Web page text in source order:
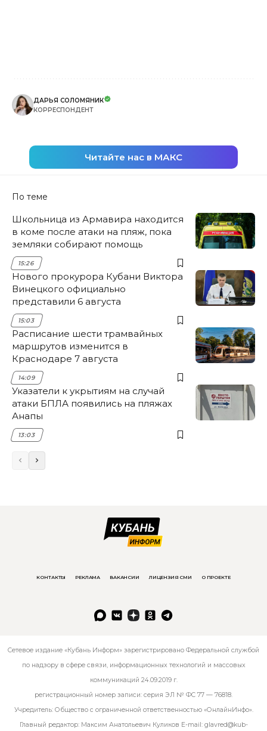
ДАРЬЯ СОЛОМЯНИК
КОРРЕСПОНДЕНТ
Читайте нас в МАКС
По теме
Школьница из Армавира находится
в коме после атаки на пляж, пока
земляки собирают помощь
15:26
Нового прокурора Кубани Виктора
Винецкого официально
представили 6 августа
15:03
Расписание шести трамвайных
маршрутов изменится в
Краснодаре 7 августа
14:09
Указатели к укрытиям на случай
атаки БПЛА появились на пляжах
Анапы
13:03
КОНТАКТЫ РЕКЛАМА ВАКАНСИИ ЛИЦЕНЗИЯ СМИ О ПРОЕКТЕ
Сетевое издание «Кубань Информ» зарегистрировано Федеральной службой
по надзору в сфере связи, информационных технологий и массовых
коммуникаций 24.09.2019 г.
регистрационный номер записи: серия ЭЛ № ФС 77 — 76818.
Учредитель: Общество с ограниченной ответственностью «ОнлайнИнфо».
Главный редактор: Максим Анатольевич Куликов E-mail: glavred@kub-